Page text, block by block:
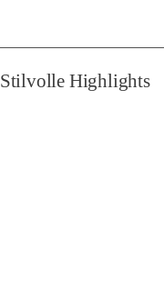
Stilvolle Highlights